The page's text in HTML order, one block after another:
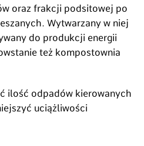
oraz frakcji podsitowej po
Wytwarzany w niej
do produkcji energii
też kompostownia
ilość odpadów kierowanych
uciążliwości